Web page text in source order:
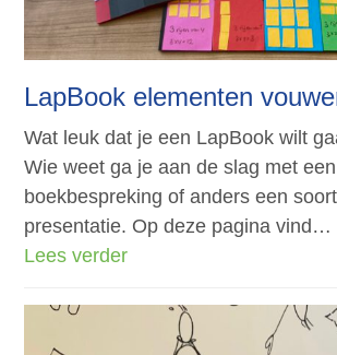
LapBook elementen
Wat leuk dat je een LapBook wilt
Wie weet ga je aan de slag met
boekbespreking of anders een
presentatie. Op deze pagina vind…
Lees verder